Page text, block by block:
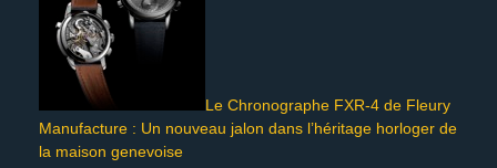
Le Chronographe FXR-4 de Fleury
Manufacture : Un nouveau jalon dans l’héritage horloger de
la maison genevoise